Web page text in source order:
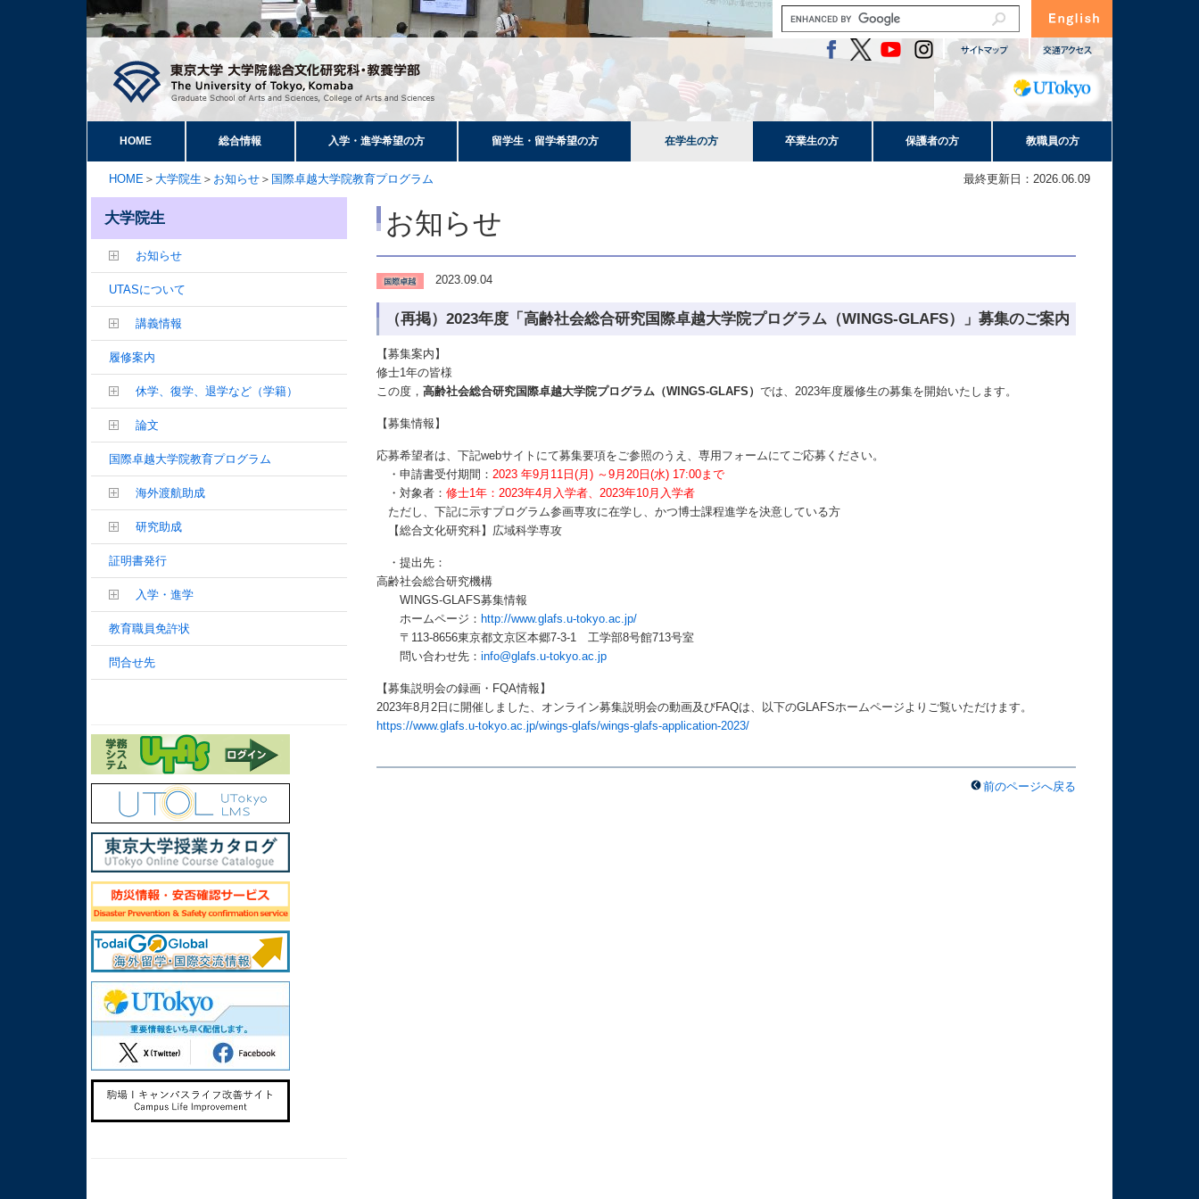
HOME 総合情報 入学・進学希望の方 留学生・留学希望の方 在学生の方 卒業生の方 保護者の方 教職員の方
HOME ＞ 大学院生 ＞ お知らせ ＞ 国際卓越大学院教育プログラム 最終更新日：2026.06.09
お知らせ
2023.09.04
（再掲）2023年度「高齢社会総合研究国際卓越大学院プログラム（WINGS-GLAFS）」募集のご案内
【募集案内】
修士1年の皆様
この度，高齢社会総合研究国際卓越大学院プログラム（WINGS-GLAFS）では、2023年度履修生の募集を開始いたします。
【募集情報】
応募希望者は、下記webサイトにて募集要項をご参照のうえ、専用フォームにてご応募ください。
・申請書受付期間：2023 年9月11日(月) ～9月20日(水) 17:00まで
・対象者：修士1年：2023年4月入学者、2023年10月入学者
ただし、下記に示すプログラム参画専攻に在学し、かつ博士課程進学を決意している方
【総合文化研究科】広域科学専攻
・提出先：
高齢社会総合研究機構
WINGS-GLAFS募集情報
ホームページ： http://www.glafs.u-tokyo.ac.jp/
〒113-8656東京都文京区本郷7‐3‐1 工学部8号館713号室
問い合わせ先：info@glafs.u-tokyo.ac.jp
【募集説明会の録画・FQA情報】
2023年8月2日に開催しました、オンライン募集説明会の動画及びFAQは、以下のGLAFSホームページよりご覧いただけます。
https://www.glafs.u-tokyo.ac.jp/wings-glafs/wings-glafs-application-2023/
前のページへ戻る
大学院生
お知らせ
UTASについて
講義情報
履修案内
休学、復学、退学など（学籍）
論文
国際卓越大学院教育プログラム
海外渡航助成
研究助成
証明書発行
入学・進学
教育職員免許状
問合せ先